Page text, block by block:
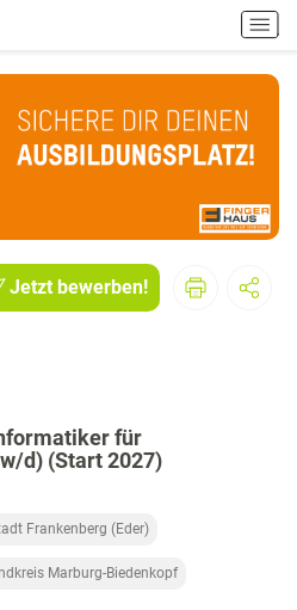
H
a
u
t
m
n
ü
i
Jetzt bewerben!
für
d) (Start 2027)
Frankenberg (Eder)
Marburg-Biedenkopf